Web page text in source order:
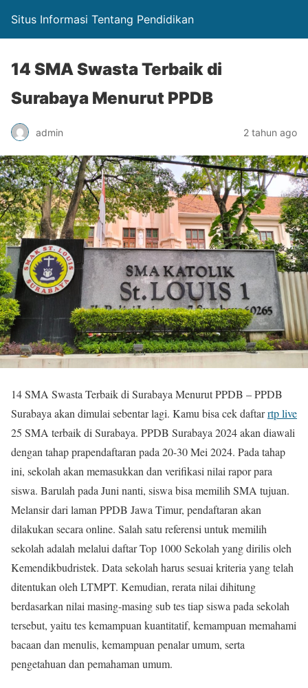
Situs Informasi Tentang Pendidikan
14 SMA Swasta Terbaik di
Surabaya Menurut PPDB
admin 2 tahun ago
14 SMA Swasta Terbaik di Surabaya Menurut PPDB – PPDB
Surabaya akan dimulai sebentar lagi. Kamu bisa cek daftarrtp live
25 SMA terbaik di Surabaya. PPDB Surabaya 2024 akan diawali
dengan tahap prapendaftaran pada 20-30 Mei 2024. Pada tahap
ini, sekolah akan memasukkan dan verifikasi nilai rapor para
siswa. Barulah pada Juni nanti, siswa bisa memilih SMA tujuan.
Melansir dari laman PPDB Jawa Timur, pendaftaran akan
dilakukan secara online. Salah satu referensi untuk memilih
sekolah adalah melalui daftar Top 1000 Sekolah yang dirilis oleh
Kemendikbudristek. Data sekolah harus sesuai kriteria yang telah
ditentukan oleh LTMPT. Kemudian, rerata nilai dihitung
berdasarkan nilai masing-masing sub tes tiap siswa pada sekolah
tersebut, yaitu tes kemampuan kuantitatif, kemampuan memahami
bacaan dan menulis, kemampuan penalar umum, serta
pengetahuan dan pemahaman umum.